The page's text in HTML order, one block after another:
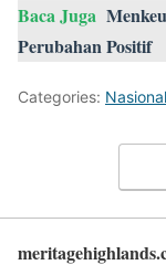
Baca Juga
Perubahan Positif
Categories: Nasional